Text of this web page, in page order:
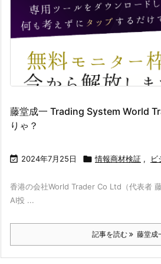
藤堂成一 Trading System World
りゃ？
 2024年7月25日  情報商材検証 , ビ
香港の会社World Trader Co Ltd（代表者
AI投 ...
記事を読む 藤堂成